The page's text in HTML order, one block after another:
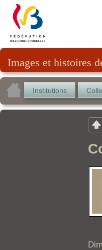
Images et histoires
Institutions